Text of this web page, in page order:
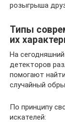
розыгрыша
Типы
их
На
детекторов
помогают
случайный
По принципу
искателей: